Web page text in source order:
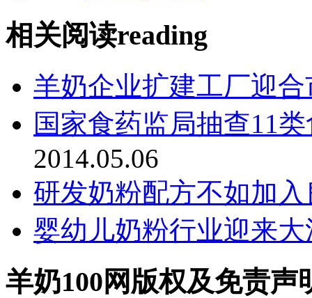
相关阅读reading
羊奶企业扩建工厂迎
国家食药监局抽查11
2014.05.06
研发奶粉配方不如加
婴幼儿奶粉行业迎来大
羊奶100网版权及免责声